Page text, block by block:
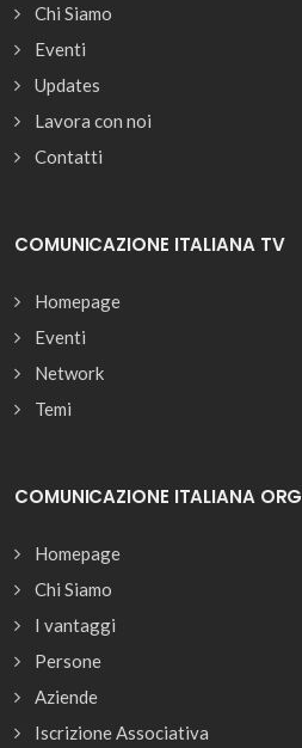
Chi Siamo
Eventi
Updates
Lavora con noi
Contatti
COMUNICAZIONE ITALIANA TV
Homepage
Eventi
Network
Temi
COMUNICAZIONE ITALIANA ORG
Homepage
Chi Siamo
I vantaggi
Persone
Aziende
Iscrizione Associativa